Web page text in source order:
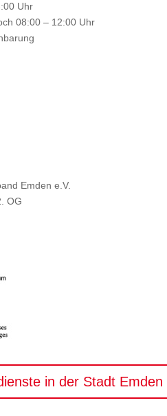
Uhr
08:00 – 12:00 Uhr
Emden e.V.
OG
in der Stadt Emden